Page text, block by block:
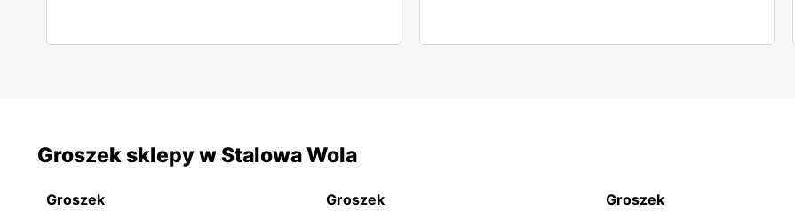
Groszek sklepy w Stalowa Wola
Groszek Groszek Groszek